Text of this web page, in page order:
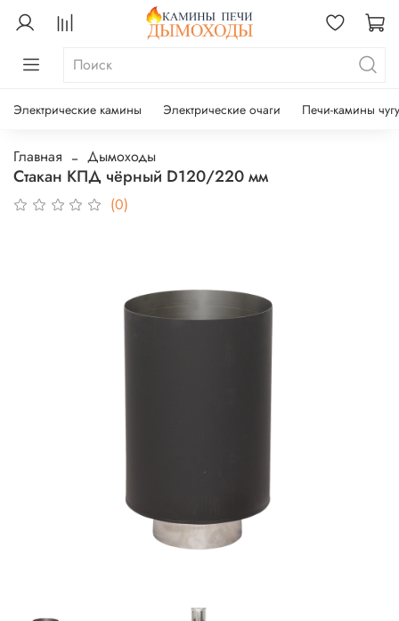
Электрические камины Электрические очаги Печи-камины
Главная Дымоходы
Стакан КПД чёрный D120/220 мм
(0)